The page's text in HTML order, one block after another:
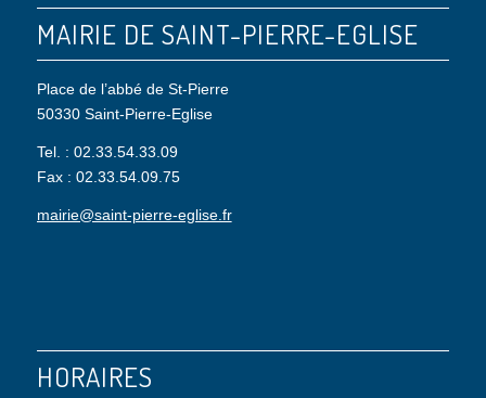
MAIRIE DE SAINT-PIERRE-EGLISE
Place de l’abbé de St-Pierre
50330 Saint-Pierre-Eglise
Tel. : 02.33.54.33.09
Fax : 02.33.54.09.75
mairie@saint-pierre-eglise.fr
HORAIRES